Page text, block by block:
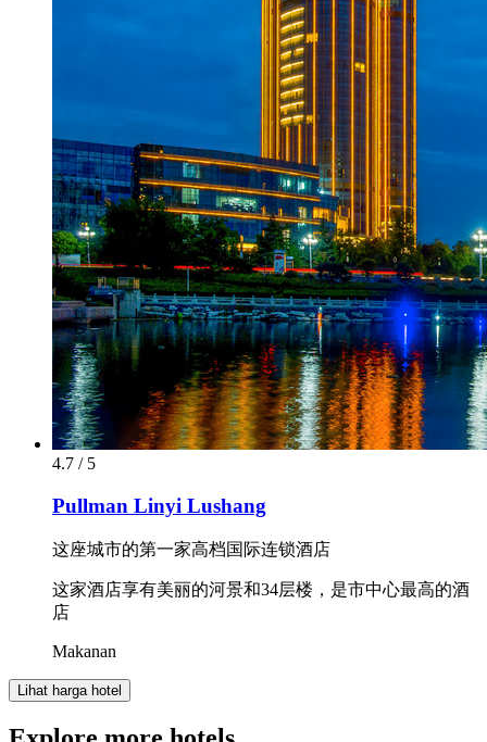
4.7 / 5
Pullman Linyi Lushang
这座城市的第一家高档国际连锁酒店
这家酒店享有美丽的河景和34层楼，是市中心最高的酒
店
Makanan
Lihat harga hotel